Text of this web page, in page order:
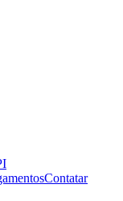
Contatar